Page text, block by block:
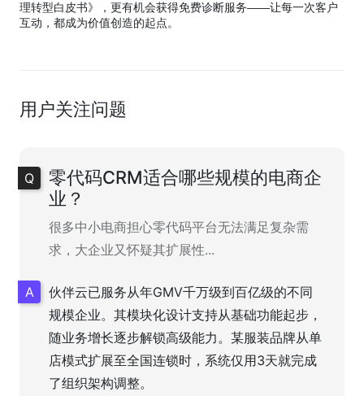
理转型白皮书》，更有机会获得免费诊断服务——让每一次客户
互动，都成为价值创造的起点。
用户关注问题
零代码CRM适合哪些规模的电商企
业？
很多中小电商担心零代码平台无法满足复杂需
求，大企业又怀疑其扩展性...
伙伴云已服务从年GMV千万级到百亿级的不同
规模企业。其模块化设计支持从基础功能起步，
随业务增长逐步解锁高级能力。某服装品牌从单
店模式扩展至全国连锁时，系统仅用3天就完成
了组织架构调整。